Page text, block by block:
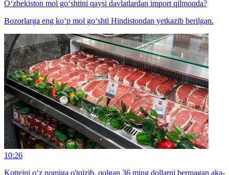
O‘zbekiston mol go‘shtini qaysi davlatlardan import qilmoqda?
Bozorlarga eng ko‘p mol go‘shti Hindistondan yetkazib berilgan.
10:26
Kottejni o‘z nomiga o'tqizib, qolgan 36 ming dollarni bermagan aka-